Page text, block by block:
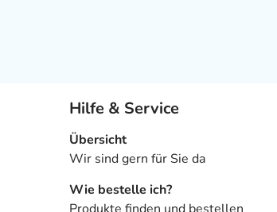
Hilfe & Service
Übersicht
Wir sind gern für Sie da
Wie bestelle ich?